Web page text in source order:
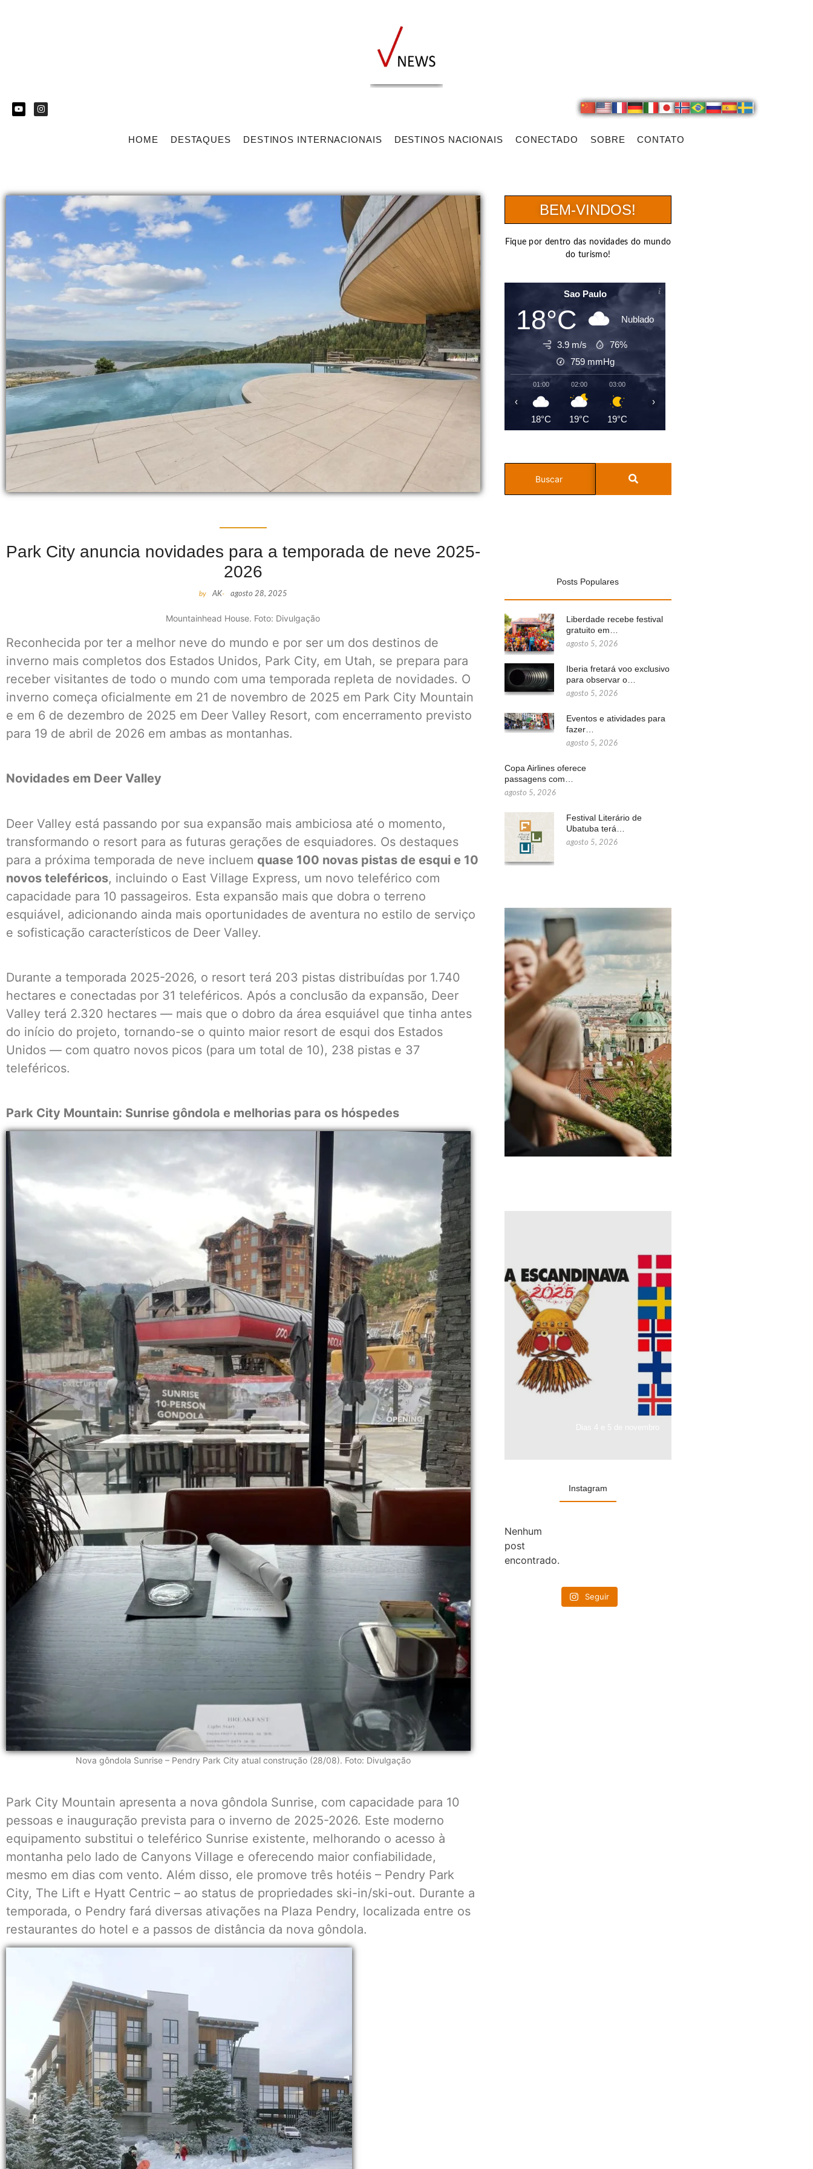
HOME DESTAQUES DESTINOS INTERNACIONAIS DESTINOS NACIONAIS CONECTADO SOBRE CONTATO
Park City anuncia novidades para a temporada de neve 2025-
2026
by AK- agosto 28, 2025
Mountainhead House. Foto: Divulgação
Reconhecida por ter a melhor neve do mundo e por ser um dos destinos de
inverno mais completos dos Estados Unidos, Park City, em Utah, se prepara para
receber visitantes de todo o mundo com uma temporada repleta de novidades. O
inverno começa oficialmente em 21 de novembro de 2025 em Park City Mountain
e em 6 de dezembro de 2025 em Deer Valley Resort, com encerramento previsto
para 19 de abril de 2026 em ambas as montanhas.
Novidades em Deer Valley
Deer Valley está passando por sua expansão mais ambiciosa até o momento,
transformando o resort para as futuras gerações de esquiadores. Os destaques
para a próxima temporada de neve incluem quase 100 novas pistas de esqui e 10
novos teleféricos, incluindo o East Village Express, um novo teleférico com
capacidade para 10 passageiros. Esta expansão mais que dobra o terreno
esquiável, adicionando ainda mais oportunidades de aventura no estilo de serviço
e sofisticação característicos de Deer Valley.
Durante a temporada 2025-2026, o resort terá 203 pistas distribuídas por 1.740
hectares e conectadas por 31 teleféricos. Após a conclusão da expansão, Deer
Valley terá 2.320 hectares — mais que o dobro da área esquiável que tinha antes
do início do projeto, tornando-se o quinto maior resort de esqui dos Estados
Unidos — com quatro novos picos (para um total de 10), 238 pistas e 37
teleféricos.
Park City Mountain: Sunrise gôndola e melhorias para os hóspedes
Nova gôndola Sunrise – Pendry Park City atual construção (28/08). Foto: Divulgação
Park City Mountain apresenta a nova gôndola Sunrise, com capacidade para 10
pessoas e inauguração prevista para o inverno de 2025-2026. Este moderno
equipamento substitui o teleférico Sunrise existente, melhorando o acesso à
montanha pelo lado de Canyons Village e oferecendo maior confiabilidade,
mesmo em dias com vento. Além disso, ele promove três hotéis – Pendry Park
City, The Lift e Hyatt Centric – ao status de propriedades ski-in/ski-out. Durante a
temporada, o Pendry fará diversas ativações na Plaza Pendry, localizada entre os
restaurantes do hotel e a passos de distância da nova gôndola.
BEM-VINDOS!
Fique por dentro das novidades do mundo
do turismo!
Sao Paulo
18°C Nublado
3.9 m/s
76%
759 mmHg
01:00
18°C
02:00
19°C
03:00
19°C
04:00
‹ ›
Posts Populares
Liberdade recebe festival
gratuito em…
agosto 5, 2026
Iberia fretará voo exclusivo
para observar o…
agosto 5, 2026
Eventos e atividades para
fazer…
agosto 5, 2026
Copa Airlines oferece
passagens com…
agosto 5, 2026
Festival Literário de
Ubatuba terá…
agosto 5, 2026
Instagram
Nenhum
post
encontrado.
Seguir